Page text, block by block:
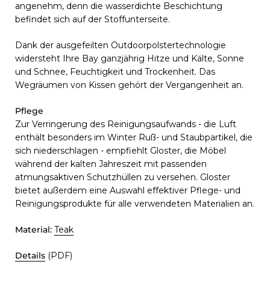
angenehm, denn die wasserdichte Beschichtung
befindet sich auf der Stoffunterseite.
Dank der ausgefeilten Outdoorpolstertechnologie
widersteht Ihre Bay ganzjährig Hitze und Kälte, Sonne
und Schnee, Feuchtigkeit und Trockenheit. Das
Wegräumen von Kissen gehört der Vergangenheit an.
Pflege
Zur Verringerung des Reinigungsaufwands - die Luft
enthält besonders im Winter Ruß- und Staubpartikel, die
sich niederschlagen - empfiehlt Gloster, die Möbel
während der kalten Jahreszeit mit passenden
atmungsaktiven Schutzhüllen zu versehen. Gloster
bietet außerdem eine Auswahl effektiver Pflege- und
Reinigungsprodukte für alle verwendeten Materialien an.
Material: Teak
Details (PDF)